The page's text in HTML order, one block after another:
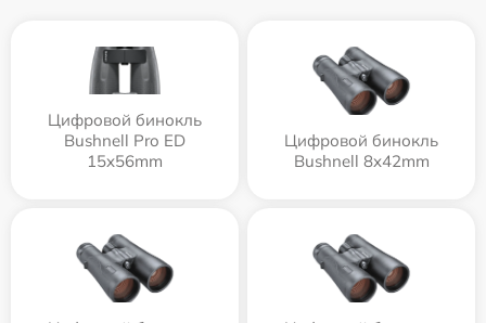
Цифровой бинокль
Bushnell Pro ED
15x56mm
Цифровой бинокль
Bushnell 8x42mm